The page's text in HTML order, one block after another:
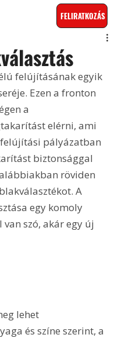
FELIRATKOZÁS
felújításának egyik
Ezen a fronton
a
elérni, ami
pályázatban
biztonsággal
röviden
A
egy komoly
szó, akár egy új
lehet
és színe szerint, a